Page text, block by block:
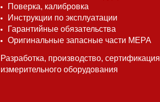
Поверка, калибровка
Инструкции по эксплуатации
Гарантийные обязательства
Оригинальные запасные части МЕРА
Разработка, производство, сертификация
измерительного оборудования